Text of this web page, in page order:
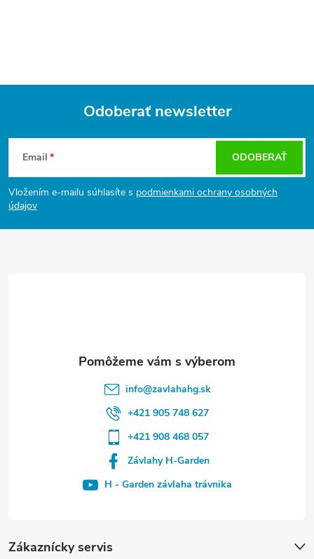
e
Odoberať newsletter
Email
Vložením e-mailu súhlasíte s podmienkami ochrany osobných
údajov
ODOBERAŤ
Zákaznícky servis
info@zavlahahg.sk
+421 905 748 627
+421 908 468 057
Závlahy H-Garden
H - Garden závlaha trávnika